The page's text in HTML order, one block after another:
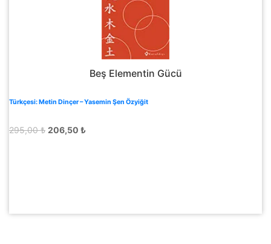
Beş Elementin Gücü
Türkçesi: Metin Dinçer – Yasemin Şen Özyiğit
295,00₺ Orijinal
206,50 ₺Şu